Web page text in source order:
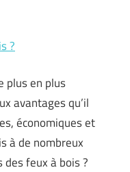
?
plus en plus
avantages qu’il
économiques et
à de nombreux
feux à bois ?